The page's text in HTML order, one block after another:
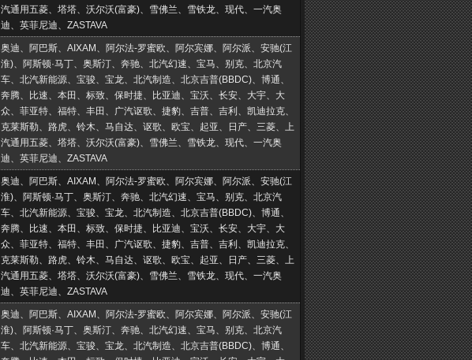
汽通用五菱、塔塔、沃尔沃(富豪)、雪佛兰、雪铁龙、现代、一汽奥
迪、英菲尼迪、ZASTAVA
奥迪、阿巴斯、AIXAM、阿尔法-罗蜜欧、阿尔宾娜、阿尔派、安驰(江
淮)、阿斯顿·马丁、奥斯汀、奔驰、北汽幻速、宝马、别克、北京汽
车、北汽新能源、宝骏、宝龙、北汽制造、北京吉普(BBDC)、博通、
奔腾、比速、本田、标致、保时捷、比亚迪、宝沃、长安、大宇、大
众、菲亚特、福特、丰田、广汽讴歌、捷豹、吉普、吉利、凯迪拉克、
克莱斯勒、路虎、铃木、马自达、讴歌、欧宝、起亚、日产、三菱、上
汽通用五菱、塔塔、沃尔沃(富豪)、雪佛兰、雪铁龙、现代、一汽奥
迪、英菲尼迪、ZASTAVA
奥迪、阿巴斯、AIXAM、阿尔法-罗蜜欧、阿尔宾娜、阿尔派、安驰(江
淮)、阿斯顿·马丁、奥斯汀、奔驰、北汽幻速、宝马、别克、北京汽
车、北汽新能源、宝骏、宝龙、北汽制造、北京吉普(BBDC)、博通、
奔腾、比速、本田、标致、保时捷、比亚迪、宝沃、长安、大宇、大
众、菲亚特、福特、丰田、广汽讴歌、捷豹、吉普、吉利、凯迪拉克、
克莱斯勒、路虎、铃木、马自达、讴歌、欧宝、起亚、日产、三菱、上
汽通用五菱、塔塔、沃尔沃(富豪)、雪佛兰、雪铁龙、现代、一汽奥
迪、英菲尼迪、ZASTAVA
奥迪、阿巴斯、AIXAM、阿尔法-罗蜜欧、阿尔宾娜、阿尔派、安驰(江
淮)、阿斯顿·马丁、奥斯汀、奔驰、北汽幻速、宝马、别克、北京汽
车、北汽新能源、宝骏、宝龙、北汽制造、北京吉普(BBDC)、博通、